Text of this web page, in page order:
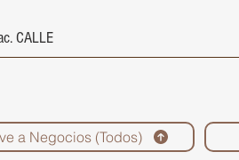
a Negocios (Todos)